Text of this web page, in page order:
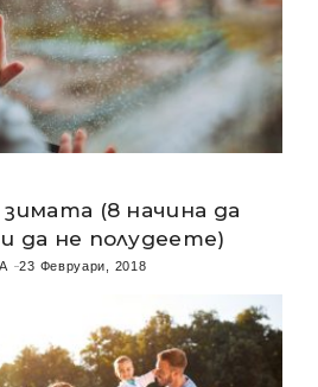
зимата (8 начина да
да не полудеете)
23 Февруари, 2018